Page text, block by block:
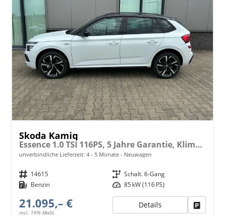
Skoda Kamiq
Essence 1.0 TSI 116PS, 5 Jahre Garantie, Klimaanlage, Radio 8"/Bluetooth, Parksensoren hinten, LED-Scheinwerfer, Dachreling, Virtual Cockpit
unverbindliche Lieferzeit: 4 - 5 Monate Neuwagen
Fahrzeugnr. 14615 Getriebe Schalt. 6-Gang
Kraftstoff Benzin Leistung 85 kW (116 PS)
21.095,– €
incl. 19% MwSt.
Details